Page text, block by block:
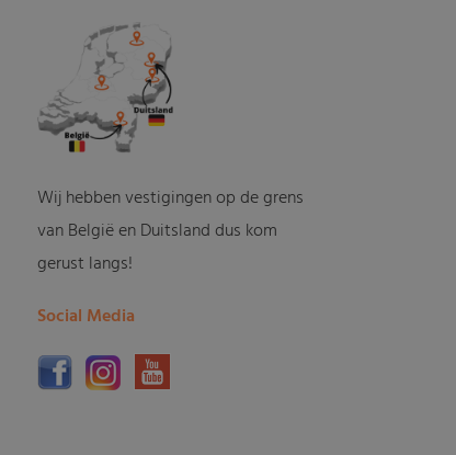
Wij hebben vestigingen op de grens
van België en Duitsland dus kom
gerust langs!
Social Media